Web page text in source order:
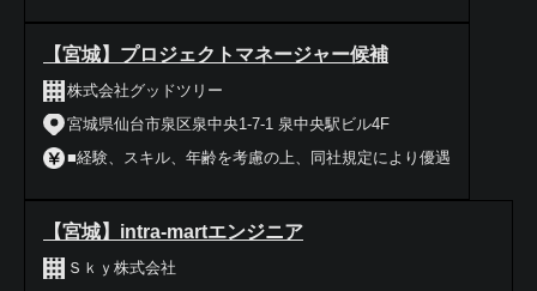
【宮城】プロジェクトマネージャー候補
株式会社グッドツリー
宮城県仙台市泉区泉中央1-7-1 泉中央駅ビル4F
■経験、スキル、年齢を考慮の上、同社規定により優遇
【宮城】intra-martエンジニア
Ｓｋｙ株式会社